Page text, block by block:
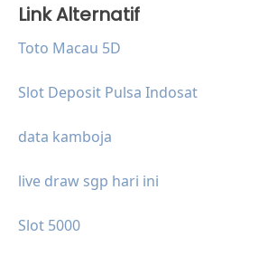
Link Alternatif
Toto Macau 5D
Slot Deposit Pulsa Indosat
data kamboja
live draw sgp hari ini
Slot 5000